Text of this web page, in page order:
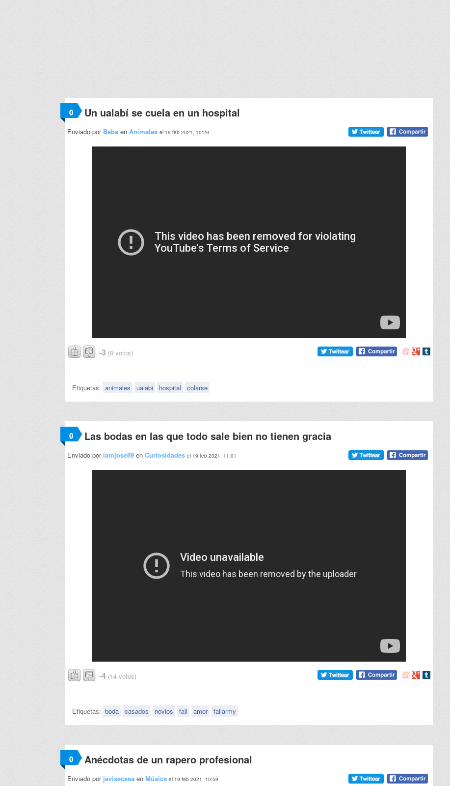
0 Un ualabí se cuela en un hospital
Enviado por Baba en Animales el 19 feb 2021, 10:29
-3 (9 votos)
Compartir
Compartir
Compartir
Etiquetas: animales ualabi hospital colarse
0 Las bodas en las que todo sale bien no tienen gracia
Enviado por iamjose89 en Curiosidades el 19 feb 2021, 11:01
-4 (14 votos)
Compartir
Compartir
Compartir
Etiquetas: boda casados novios fail amor failarmy
0 Anécdotas de un rapero profesional
Enviado por javisecasa en Música el 19 feb 2021, 10:59